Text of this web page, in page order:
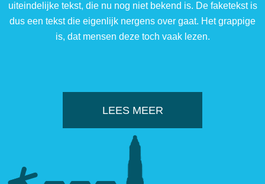
uiteindelijke tekst, die nu nog niet bekend is. De faketekst is
dus een tekst die eigenlijk nergens over gaat. Het grappige
is, dat mensen deze toch vaak lezen.
LEES MEER